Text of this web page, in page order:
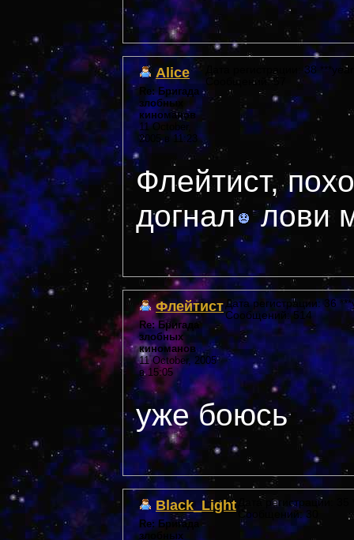
Alice
Re: Бригада
злобных
киноманов
11 October,
2005 в 11:23
Дата регистрации: 38
Сообщений: 57
Флейтист,
догнал лови
Флейтист
Re: Бригада
злобных
киноманов
11 October, 2005
в 15:05
Дата регистрации: 36
Сообщений: 514
уже боюсь
Black_Light
Re: Бригада
злобных
Дата регистрации:
Сообщений: 30